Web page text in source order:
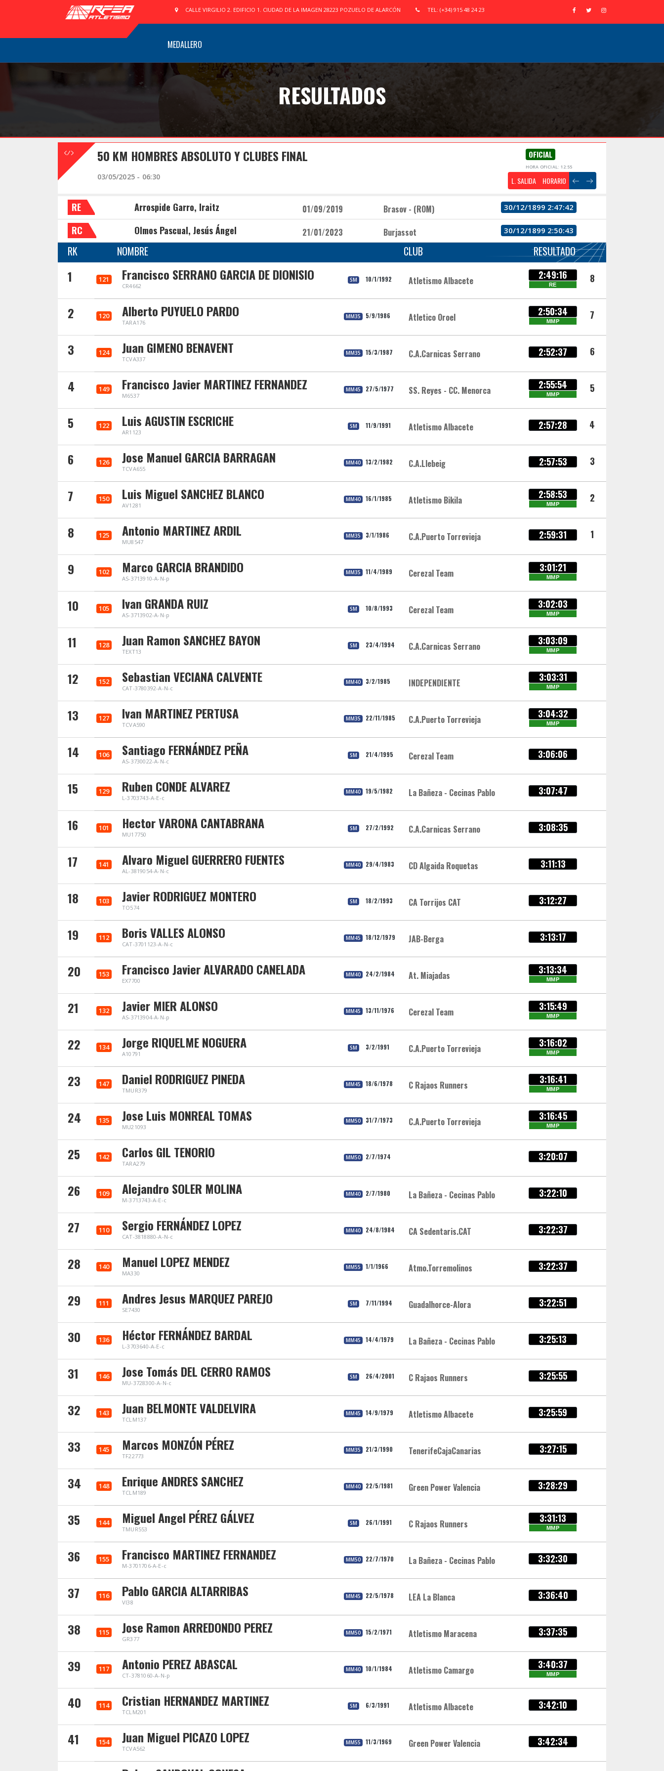
CALLE VIRGILIO 2. EDIFICIO 1. CIUDAD DE LA IMAGEN 28223 POZUELO DE ALARCÓN TEL: (+34) 915 48 24 23
MEDALLERO
RESULTADOS
50 KM HOMBRES ABSOLUTO Y CLUBES FINAL OFICIAL
HORA OFICIAL: 12:55
03/05/2025 - 06:30 L. SALIDA HORARIO
RE Arrospide Garro, Iraitz 01/09/2019 Brasov - (ROM) 30/12/1899 2:47:42
RC Olmos Pascual, Jesús Ángel 21/01/2023 Burjassot 30/12/1899 2:50:43
RK NOMBRE CLUB RESULTADO
1 121 Francisco SERRANO GARCIA DE DIONISIO
CR4662
SM 10/1/1992 Atletismo Albacete 2:49:16
RE 8
2 120 Alberto PUYUELO PARDO
TARA176
MM35 5/9/1986 Atletico Oroel 2:50:34
MMP 7
3 124 Juan GIMENO BENAVENT
TCVA337
MM35 15/3/1987 C.A.Carnicas Serrano 2:52:37 6
4 149 Francisco Javier MARTINEZ FERNANDEZ
M6537
MM45 27/5/1977 SS. Reyes - CC. Menorca 2:55:54
MMP 5
5 122 Luis AGUSTIN ESCRICHE
AR1123
SM 11/9/1991 Atletismo Albacete 2:57:28 4
6 126 Jose Manuel GARCIA BARRAGAN
TCVA655
MM40 13/2/1982 C.A.Llebeig 2:57:53 3
7 150 Luis Miguel SANCHEZ BLANCO
AV1281
MM40 16/1/1985 Atletismo Bikila 2:58:53
MMP 2
8 125 Antonio MARTINEZ ARDIL
MU8547
MM35 3/1/1986 C.A.Puerto Torrevieja 2:59:31 1
9 102 Marco GARCIA BRANDIDO
AS-3713910-A-N-p
MM35 11/4/1989 Cerezal Team 3:01:21
MMP
10 105 Ivan GRANDA RUIZ
AS-3713902-A-N-p
SM 10/8/1993 Cerezal Team 3:02:03
MMP
11 128 Juan Ramon SANCHEZ BAYON
TEXT13
SM 23/4/1994 C.A.Carnicas Serrano 3:03:09
MMP
12 152 Sebastian VECIANA CALVENTE
CAT-3780392-A-N-c
MM40 3/2/1985 INDEPENDIENTE 3:03:31
MMP
13 127 Ivan MARTINEZ PERTUSA
TCVA590
MM35 22/11/1985 C.A.Puerto Torrevieja 3:04:32
MMP
14 106 Santiago FERNÁNDEZ PEÑA
AS-3730022-A-N-c
SM 21/4/1995 Cerezal Team 3:06:06
15 129 Ruben CONDE ALVAREZ
L-3703743-A-E-c
MM40 19/5/1982 La Bañeza - Cecinas Pablo 3:07:47
16 101 Hector VARONA CANTABRANA
MU17750
SM 27/2/1992 C.A.Carnicas Serrano 3:08:35
17 141 Alvaro Miguel GUERRERO FUENTES
AL-3819054-A-N-c
MM40 29/4/1983 CD Algaida Roquetas 3:11:13
18 103 Javier RODRIGUEZ MONTERO
TO574
SM 18/2/1993 CA Torrijos CAT 3:12:27
19 112 Boris VALLES ALONSO
CAT-3701123-A-N-c
MM45 18/12/1979 JAB-Berga 3:13:17
20 153 Francisco Javier ALVARADO CANELADA
EX7700
MM40 24/2/1984 At. Miajadas 3:13:34
MMP
21 132 Javier MIER ALONSO
AS-3713904-A-N-p
MM45 13/11/1976 Cerezal Team 3:15:49
MMP
22 134 Jorge RIQUELME NOGUERA
A10791
SM 3/2/1991 C.A.Puerto Torrevieja 3:16:02
MMP
23 147 Daniel RODRIGUEZ PINEDA
TMUR379
MM45 18/6/1978 C Rajaos Runners 3:16:41
MMP
24 135 Jose Luis MONREAL TOMAS
MU21093
MM50 31/7/1973 C.A.Puerto Torrevieja 3:16:45
MMP
25 142 Carlos GIL TENORIO
TARA279
MM50 2/7/1974 3:20:07
26 109 Alejandro SOLER MOLINA
M-3713743-A-E-c
MM40 2/7/1980 La Bañeza - Cecinas Pablo 3:22:10
27 110 Sergio FERNÁNDEZ LOPEZ
CAT-3818880-A-N-c
MM40 24/8/1984 CA Sedentaris.CAT 3:22:37
28 140 Manuel LOPEZ MENDEZ
MA330
MM55 1/1/1966 Atmo.Torremolinos 3:22:37
29 111 Andres Jesus MARQUEZ PAREJO
SE7430
SM 7/11/1994 Guadalhorce-Alora 3:22:51
30 136 Héctor FERNÁNDEZ BARDAL
L-3703640-A-E-c
MM45 14/4/1979 La Bañeza - Cecinas Pablo 3:25:13
31 146 Jose Tomás DEL CERRO RAMOS
MU-3728300-A-N-c
SM 26/4/2001 C Rajaos Runners 3:25:55
32 143 Juan BELMONTE VALDELVIRA
TCLM137
MM45 14/9/1979 Atletismo Albacete 3:25:59
33 145 Marcos MONZÓN PÉREZ
TF22773
MM35 21/3/1990 TenerifeCajaCanarias 3:27:15
34 148 Enrique ANDRES SANCHEZ
TCLM189
MM40 22/5/1981 Green Power Valencia 3:28:29
35 144 Miguel Angel PÉREZ GÁLVEZ
TMUR553
SM 26/1/1991 C Rajaos Runners 3:31:13
MMP
36 155 Francisco MARTINEZ FERNANDEZ
M-3701706-A-E-c
MM50 22/7/1970 La Bañeza - Cecinas Pablo 3:32:30
37 116 Pablo GARCIA ALTARRIBAS
VI38
MM45 22/5/1978 LEA La Blanca 3:36:40
38 115 Jose Ramon ARREDONDO PEREZ
GR377
MM50 15/2/1971 Atletismo Maracena 3:37:35
39 117 Antonio PEREZ ABASCAL
CT-3781060-A-N-p
MM40 10/1/1984 Atletismo Camargo 3:40:37
MMP
40 114 Cristian HERNANDEZ MARTINEZ
TCLM201
SM 6/3/1991 Atletismo Albacete 3:42:10
41 154 Juan Miguel PICAZO LOPEZ
TCVA562
MM55 11/3/1969 Green Power Valencia 3:42:34